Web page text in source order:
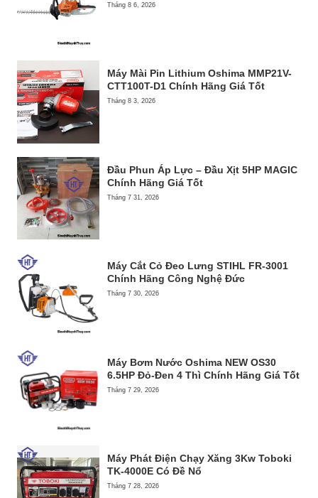
Tháng 8 6, 2026
Máy Mài Pin Lithium Oshima MMP21V-
CTT100T-D1 Chính Hãng Giá Tốt
Tháng 8 3, 2026
Đầu Phun Áp Lực – Đầu Xịt 5HP MAGIC
Chính Hãng Giá Tốt
Tháng 7 31, 2026
Máy Cắt Cỏ Đeo Lưng STIHL FR-3001
Chính Hãng Công Nghệ Đức
Tháng 7 30, 2026
Máy Bơm Nước Oshima NEW OS30
6.5HP Đỏ-Đen 4 Thì Chính Hãng Giá Tốt
Tháng 7 29, 2026
Máy Phát Điện Chạy Xăng 3Kw Toboki
TK-4000E Có Đề Nổ
Tháng 7 28, 2026